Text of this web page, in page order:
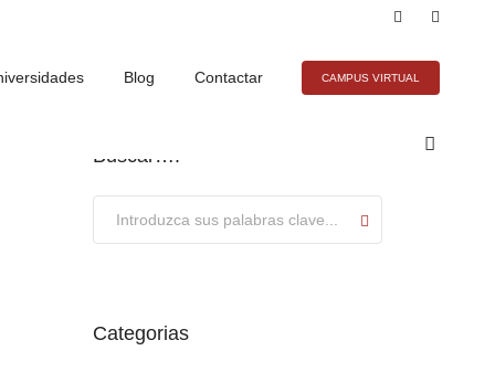
Blog Contactar CAMPUS VIRTUAL
Buscar….
Categorias